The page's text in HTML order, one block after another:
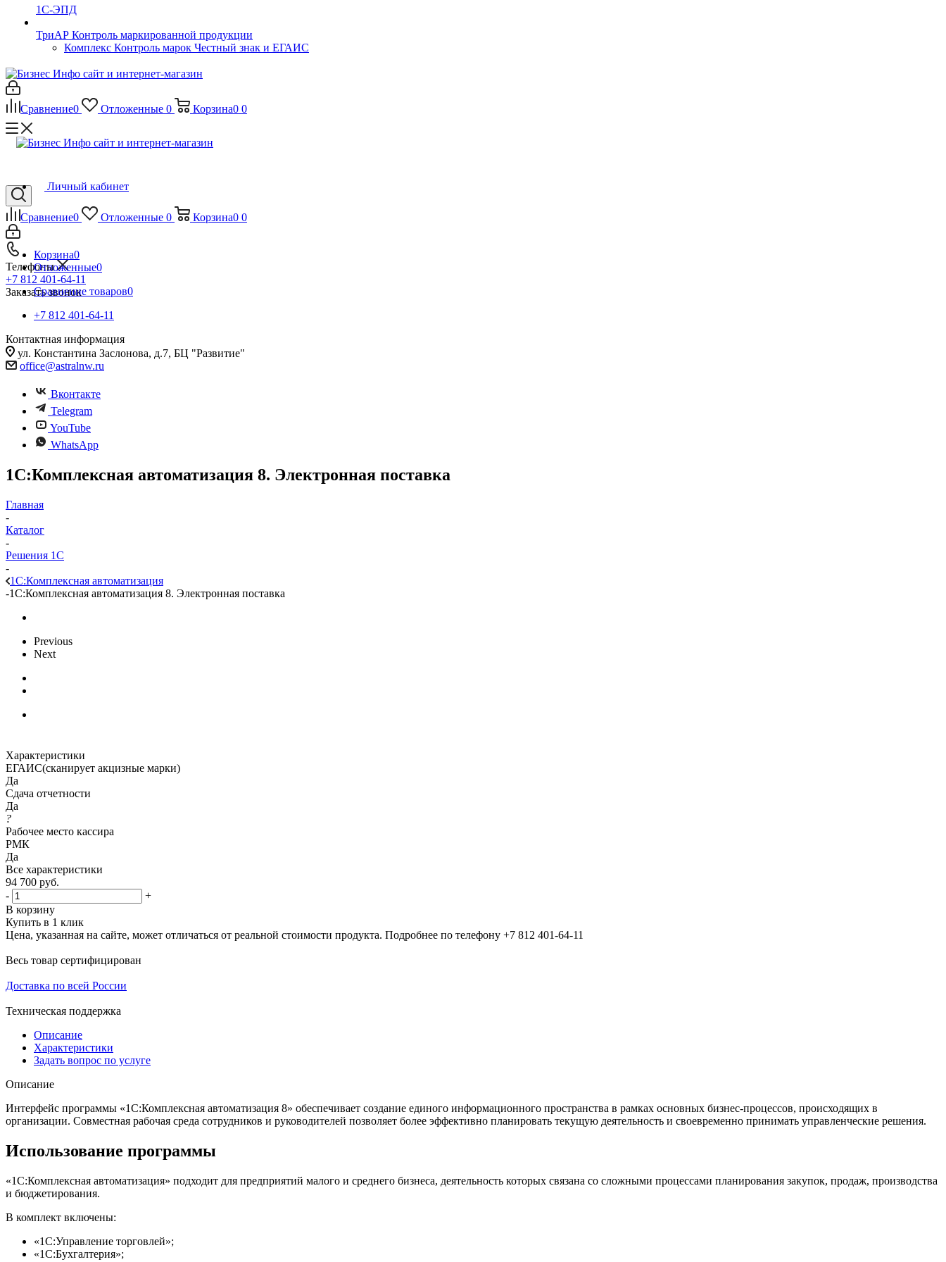
1С-ЭПД
ТриАР Контроль маркированной продукции
Комплекс Контроль марок Честный знак и ЕГАИС
Сравнение0 Отложенные 0 Корзина0 0
Сравнение0 Отложенные 0 Корзина0 0
Телефоны
+7 812 401-64-11
Заказать звонок
Личный кабинет
Корзина0
Отложенные0
Сравнение товаров0
+7 812 401-64-11
Контактная информация
ул. Константина Заслонова, д.7, БЦ "Развитие"
office@astralnw.ru
Вконтакте
Telegram
YouTube
WhatsApp
1С:Комплексная автоматизация 8. Электронная поставка
Главная
-
Каталог
-
Решения 1С
-
1С:Комплексная автоматизация
-1С:Комплексная автоматизация 8. Электронная поставка
Previous
Next
Характеристики
ЕГАИС(сканирует акцизные марки)
Да
Сдача отчетности
Да
?
Рабочее место кассира
РМК
Да
Все характеристики
94 700 руб.
-
+
В корзину
Купить в 1 клик
Цена, указанная на сайте, может отличаться от реальной стоимости продукта. Подробнее по телефону +7 812 401-64-11
Весь товар сертифицирован
Доставка по всей России
Техническая поддержка
Описание
Характеристики
Задать вопрос по услуге
Описание
Интерфейс программы «1С:Комплексная автоматизация 8» обеспечивает создание единого информационного пространства в рамках основных бизнес-процессов, происходящих в
организации. Совместная рабочая среда сотрудников и руководителей позволяет более эффективно планировать текущую деятельность и своевременно принимать управленческие решения.
Использование программы
«1С:Комплексная автоматизация» подходит для предприятий малого и среднего бизнеса, деятельность которых связана со сложными процессами планирования закупок, продаж, производства
и бюджетирования.
В комплект включены:
«1С:Управление торговлей»;
«1С:Бухгалтерия»;